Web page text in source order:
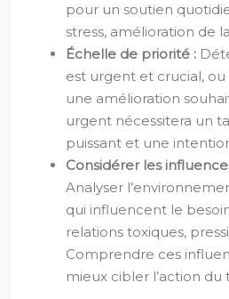
pour un soutien
stress, amélioration de
Échelle de priorité :
est urgent et crucial,
une amélioration
urgent nécessitera un
puissant et une
Considérer les
Analyser
qui influencent le
relations toxiques,
Comprendre ces
mieux cibler l’action du